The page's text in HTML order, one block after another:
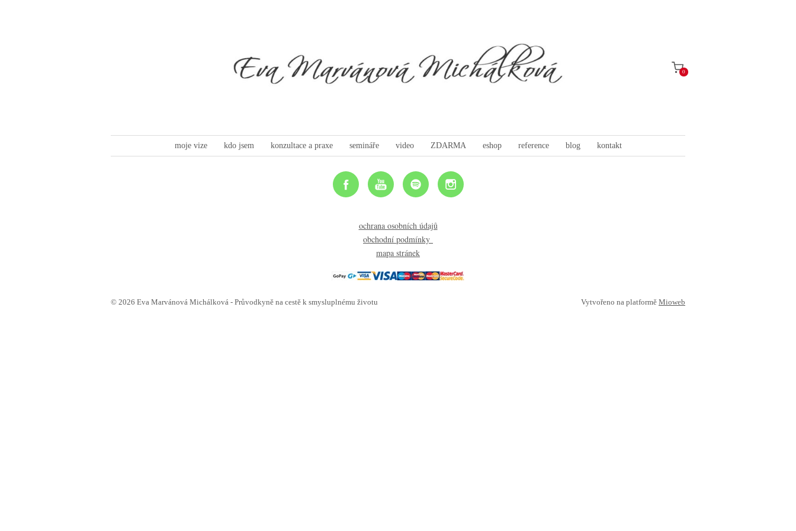
0
moje vize kdo jsem konzultace a praxe semináře video ZDARMA eshop reference blog kontakt
ochrana osobních údajů
obchodní podmínky
mapa stránek
© 2026 Eva Marvánová Michálková - Průvodkyně na cestě k smysluplnému životu Vytvořeno na platformě Mioweb